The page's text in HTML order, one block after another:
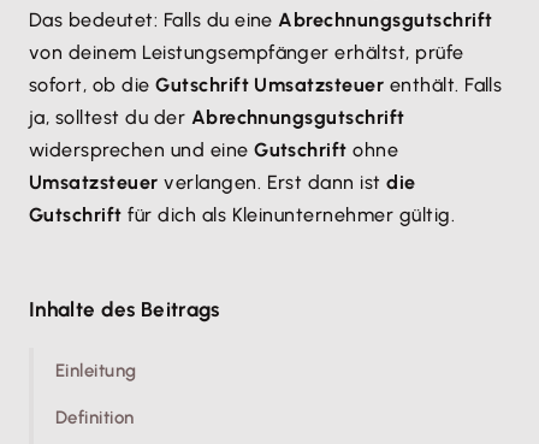
Das bedeutet: Falls du eineAbrechnungsgutschrift
von deinem Leistungsempfänger erhältst, prüfe
sofort, ob dieGutschrift Umsatzsteuer enthält. Falls
ja, solltest du der Abrechnungsgutschrift
widersprechen und eineGutschriftohne
Umsatzsteuerverlangen. Erst dann istdie
Gutschrift für dich als Kleinunternehmer gültig.
Inhalte des Beitrags
Einleitung
Definition